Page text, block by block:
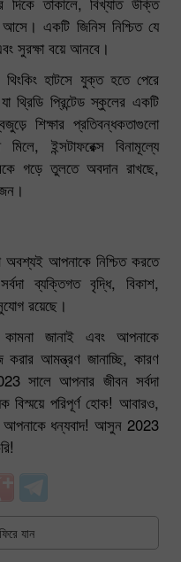
আসে। একটি জিনিস নিশ্চিত যে
সুরক্ষা বয়ে আনবে।
হাটসে যুক্ত হতে পেরে
থ্রিডি প্রিন্টেড স্কুলের একটি
শিক্ষার প্রতিবন্ধকতাগুলো
ইন্সটাফরেক্স বিনামূল্যে
গড়ে তুলতে অবদান রাখছে,
আপনাকে নিশ্চিত করতে
ব্যক্তিগত বৃদ্ধি, বিকাশ,
রয়েছে।
জানাই এবং আপনাকে
করার আমন্ত্রণ জানাচ্ছি, কারণ
সালে আপনার জীবন সর্বদা
বিস্ময়ে পরিপূর্ণ হোক! আবারও,
আপনাকে ধন্যবাদ! আসুন 2023
যান